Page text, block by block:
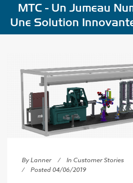
MTC - Un Jumeau
Une Solution
By Lanner In Customer Stories
Posted 04/06/2019